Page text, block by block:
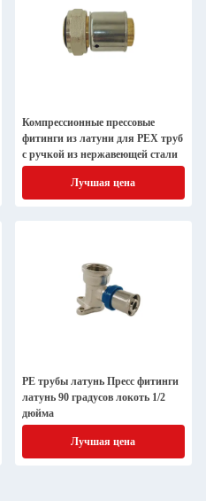
Компрессионные прессовые
фитинги из латуни для PEX труб
с ручкой из нержавеющей стали
Лучшая цена
PE трубы латунь Пресс фитинги
латунь 90 градусов локоть 1/2
дюйма
Лучшая цена